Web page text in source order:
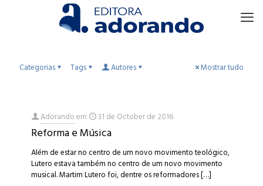
Categorias Tags Autores Mostrar tudo
Adorandoem 31 de October de 2016
Reforma e Música
Além de estar no centro de um novo movimento teológico,
Lutero estava também no centro de um novo movimento
musical. Martim Lutero foi, dentre os reformadores[…]